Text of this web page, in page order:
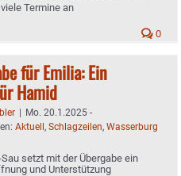
Termine an
0
für Emilia: Ein
Hamid
| Mo. 20.1.2025 -
Aktuell, Schlagzeilen, Wasserburg
setzt mit der Übergabe ein
und Unterstützung